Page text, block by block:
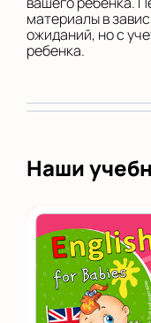
материалы в
ожиданий, но с
ребенка.
Наши